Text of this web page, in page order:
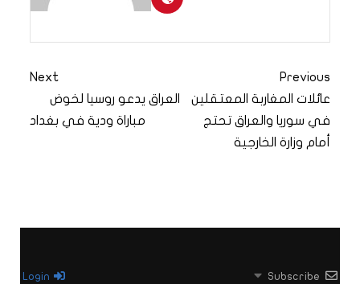
Previous
عائلات المغاربة المعتقلين
في سوريا والعراق تحتج
أمام وزارة الخارجية
Next
العراق يدعو روسيا لخوض
مباراة ودية في بغداد
Subscribe